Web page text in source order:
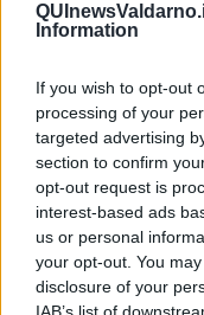
Information
If you wish to opt-out
processing of your
targeted advertising
section to confirm
opt-out request is
interest-based ads
us or personal
your opt-out. You
disclosure of your
Se vuoi leggere le
alle 20:00 direttamente
Basta cliccare QUI
Ti potrebbe
Articoli dal Blog
Il “dopo” Matteo
Vademecum antimafia
Toscana chiama Palermo
Serve un esercito